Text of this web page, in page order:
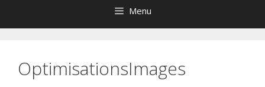
Menu
OptimisationsImages